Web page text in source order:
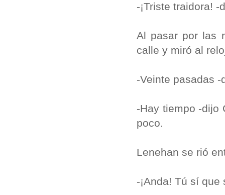
-¡Triste traidora!
Al pasar por las
calle y miró al
-Veinte pasadas
-Hay tiempo -dijo
poco.
Lenehan se rió
-¡Anda! Tú sí